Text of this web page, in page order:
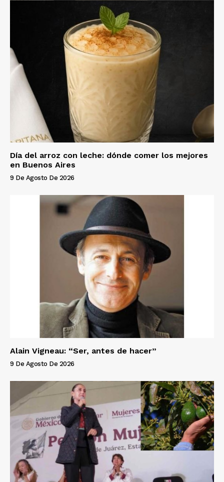
Día del arroz con leche: dónde comer los mejores
en Buenos Aires
9 De Agosto De 2026
Alain Vigneau: “Ser, antes de hacer”
9 De Agosto De 2026